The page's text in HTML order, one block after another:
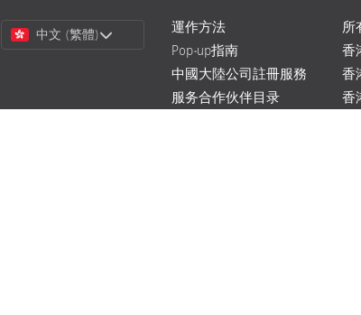
Choose
Language
中文 (繁體)
運作方法
Pop-up指南
中國大陸公司註冊服務
服务合作伙伴目录
所
香
香
香